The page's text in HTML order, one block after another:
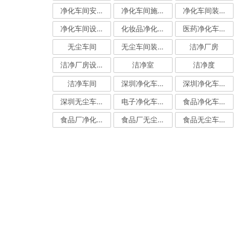
净化车间安装 净化车间施工 净化车间装修
净化车间设计 化妆品净化车间 医药净化车间
无尘车间 无尘车间装修 洁净厂房
洁净厂房设计 洁净室 洁净度
洁净车间 深圳净化车间 深圳净化车间装修
深圳无尘车间装修 电子净化车间 食品净化车间
食品厂净化车间 食品厂无尘车间 食品无尘车间